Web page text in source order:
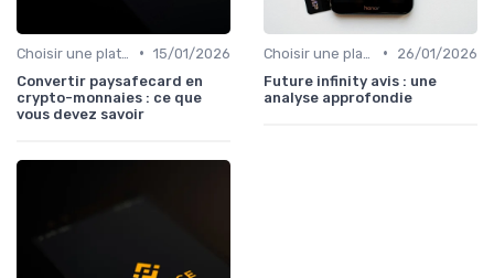
• 15/01/2026
Convertir paysafecard en
crypto-monnaies : ce que
vous devez savoir
•
26/01/2026
Future infinity avis : une
analyse approfondie